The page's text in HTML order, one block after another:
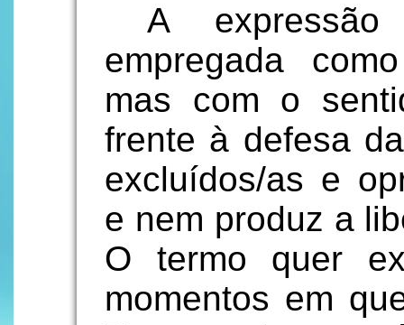
A
empregada
mas com o
frente à defesa
excluídos/as e
e nem produz a
O termo quer
momentos em